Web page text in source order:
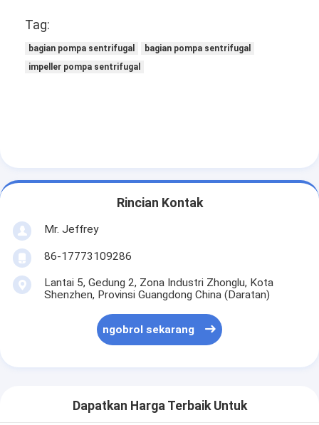
Rumah
Kontrol kualitas
Berita
Semua Kasus
Tag:
bagian pompa sentrifugal
bagian pompa sentrifugal
impeller pompa sentrifugal
Rincian Kontak
Mr. Jeffrey
86-17773109286
Lantai 5, Gedung 2, Zona Industri Zhonglu, Kota
Shenzhen, Provinsi Guangdong China (Daratan)
ngobrol sekarang
Dapatkan Harga Terbaik Untuk